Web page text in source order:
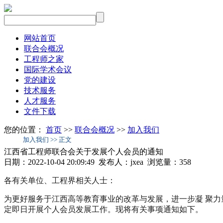
网站首页
联合会概况
工程师之家
国际学术会议
党的建设
技术服务
人才服务
文件下载
您的位置： 首页 >> 联合会概况 >> 加入我们
加入我们 >> 正文
江西省工程师联合会关于发展个人会员的通知
日期：2022-10-04 20:09:49 发布人：jxea 浏览量： 358
各有关单位、工程界相关人士：
为更好服务于江西高等教育事业的改革与发展，进一步凝 聚
定即日开展个人会员发展工作。现将有关事项通知如下。